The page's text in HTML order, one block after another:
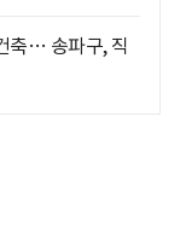
축… 송파구, 직